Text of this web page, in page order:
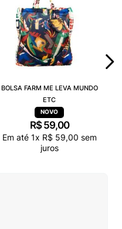
BOLSA FARM ME LEVA MUNDO
ETC
R$ 59,00
Em até 1x R$ 59,00 sem
juros